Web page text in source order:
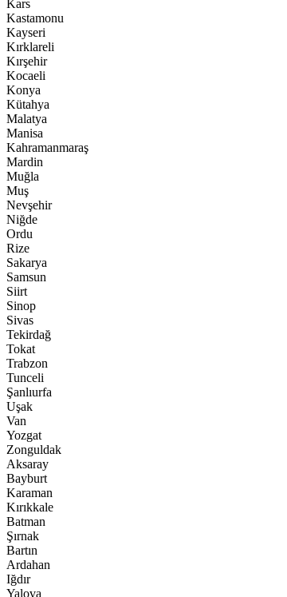
Kars
Kastamonu
Kayseri
Kırklareli
Kırşehir
Kocaeli
Konya
Kütahya
Malatya
Manisa
Kahramanmaraş
Mardin
Muğla
Muş
Nevşehir
Niğde
Ordu
Rize
Sakarya
Samsun
Siirt
Sinop
Sivas
Tekirdağ
Tokat
Trabzon
Tunceli
Şanlıurfa
Uşak
Van
Yozgat
Zonguldak
Aksaray
Bayburt
Karaman
Kırıkkale
Batman
Şırnak
Bartın
Ardahan
Iğdır
Yalova